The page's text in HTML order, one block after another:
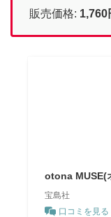
販売価格: 1,760
otona MUSE(
宝島社
口コミを見る